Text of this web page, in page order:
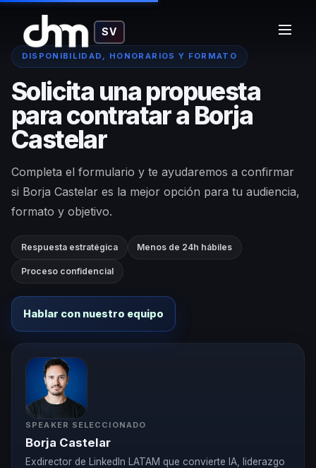
SV
DISPONIBILIDAD, HONORARIOS Y FORMATO
Solicita una propuesta
para contratar a Borja
Castelar
Completa el formulario y te ayudaremos a confirmar
si Borja Castelar es la mejor opción para tu audiencia,
formato y objetivo.
Respuesta estratégica Menos de 24h hábiles
Proceso confidencial
Hablar con nuestro equipo
SPEAKER SELECCIONADO
Borja Castelar
Exdirector de LinkedIn LATAM que convierte IA, liderazgo